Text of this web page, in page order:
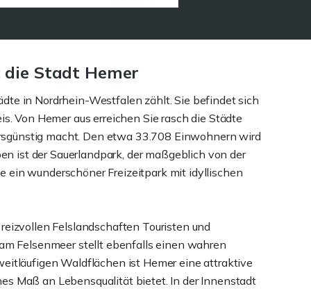
Stadt Hemer
in Nordrhein-Westfalen zählt. Sie befindet sich
Von Hemer aus erreichen Sie rasch die Städte
macht. Den etwa 33.708 Einwohnern wird
ist der Sauerlandpark, der maßgeblich von der
ein wunderschöner Freizeitpark mit idyllischen
Felslandschaften Touristen und
Felsenmeer stellt ebenfalls einen wahren
Waldflächen ist Hemer eine attraktive
Maß an Lebensqualität bietet. In der Innenstadt